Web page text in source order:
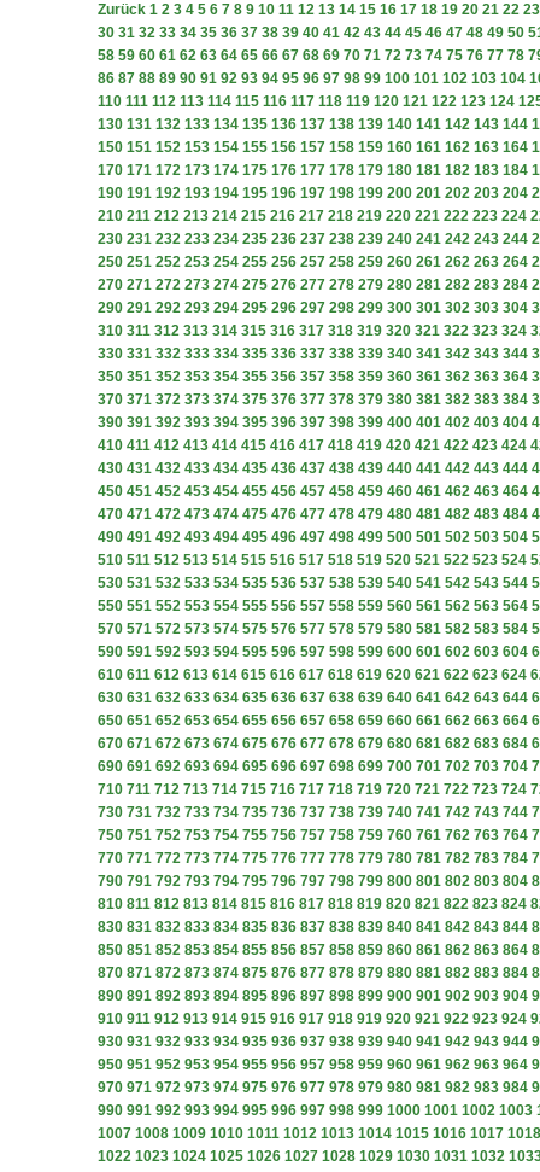
Zurück 1 2 3 4 5 6 7 8 9 10 11 12 13 14 15 16 17 18 19 20 21 22 23
30 31 32 33 34 35 36 37 38 39 40 41 42 43 44 45 46 47 48 49 50
58 59 60 61 62 63 64 65 66 67 68 69 70 71 72 73 74 75 76 77 78
86 87 88 89 90 91 92 93 94 95 96 97 98 99 100 101 102 103 104
110 111 112 113 114 115 116 117 118 119 120 121 122 123 124
130 131 132 133 134 135 136 137 138 139 140 141 142 143 144
150 151 152 153 154 155 156 157 158 159 160 161 162 163 164
170 171 172 173 174 175 176 177 178 179 180 181 182 183 184
190 191 192 193 194 195 196 197 198 199 200 201 202 203 204
210 211 212 213 214 215 216 217 218 219 220 221 222 223 224
230 231 232 233 234 235 236 237 238 239 240 241 242 243 244
250 251 252 253 254 255 256 257 258 259 260 261 262 263 264
270 271 272 273 274 275 276 277 278 279 280 281 282 283 284
290 291 292 293 294 295 296 297 298 299 300 301 302 303 304
310 311 312 313 314 315 316 317 318 319 320 321 322 323 324
330 331 332 333 334 335 336 337 338 339 340 341 342 343 344
350 351 352 353 354 355 356 357 358 359 360 361 362 363 364
370 371 372 373 374 375 376 377 378 379 380 381 382 383 384
390 391 392 393 394 395 396 397 398 399 400 401 402 403 404
410 411 412 413 414 415 416 417 418 419 420 421 422 423 424
430 431 432 433 434 435 436 437 438 439 440 441 442 443 444
450 451 452 453 454 455 456 457 458 459 460 461 462 463 464
470 471 472 473 474 475 476 477 478 479 480 481 482 483 484
490 491 492 493 494 495 496 497 498 499 500 501 502 503 504
510 511 512 513 514 515 516 517 518 519 520 521 522 523 524
530 531 532 533 534 535 536 537 538 539 540 541 542 543 544
550 551 552 553 554 555 556 557 558 559 560 561 562 563 564
570 571 572 573 574 575 576 577 578 579 580 581 582 583 584
590 591 592 593 594 595 596 597 598 599 600 601 602 603 604
610 611 612 613 614 615 616 617 618 619 620 621 622 623 624
630 631 632 633 634 635 636 637 638 639 640 641 642 643 644
650 651 652 653 654 655 656 657 658 659 660 661 662 663 664
670 671 672 673 674 675 676 677 678 679 680 681 682 683 684
690 691 692 693 694 695 696 697 698 699 700 701 702 703 704
710 711 712 713 714 715 716 717 718 719 720 721 722 723 724
730 731 732 733 734 735 736 737 738 739 740 741 742 743 744
750 751 752 753 754 755 756 757 758 759 760 761 762 763 764
770 771 772 773 774 775 776 777 778 779 780 781 782 783 784
790 791 792 793 794 795 796 797 798 799 800 801 802 803 804
810 811 812 813 814 815 816 817 818 819 820 821 822 823 824
830 831 832 833 834 835 836 837 838 839 840 841 842 843 844
850 851 852 853 854 855 856 857 858 859 860 861 862 863 864
870 871 872 873 874 875 876 877 878 879 880 881 882 883 884
890 891 892 893 894 895 896 897 898 899 900 901 902 903 904
910 911 912 913 914 915 916 917 918 919 920 921 922 923 924
930 931 932 933 934 935 936 937 938 939 940 941 942 943 944
950 951 952 953 954 955 956 957 958 959 960 961 962 963 964
970 971 972 973 974 975 976 977 978 979 980 981 982 983 984
990 991 992 993 994 995 996 997 998 999 1000 1001 1002 1003
1007 1008 1009 1010 1011 1012 1013 1014 1015 1016 1017 1018
1022 1023 1024 1025 1026 1027 1028 1029 1030 1031 1032